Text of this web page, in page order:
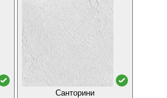
Санторини